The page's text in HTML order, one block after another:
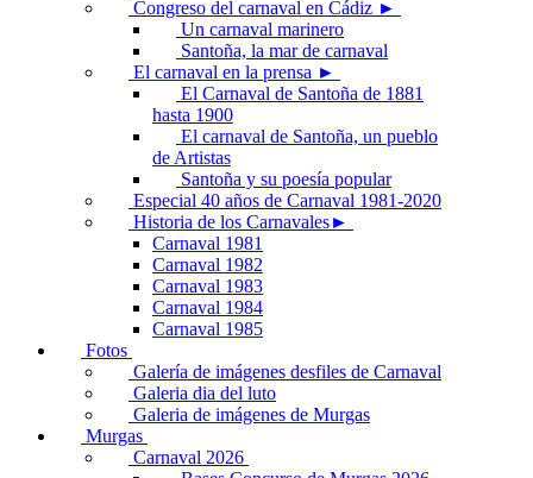
Congreso del carnaval en Cádiz ►
Un carnaval marinero
Santoña, la mar de carnaval
El carnaval en la prensa ►
El Carnaval de Santoña de 1881
hasta 1900
El carnaval de Santoña, un pueblo
de Artistas
Santoña y su poesía popular
Especial 40 años de Carnaval 1981-2020
Historia de los Carnavales►
Carnaval 1981
Carnaval 1982
Carnaval 1983
Carnaval 1984
Carnaval 1985
Fotos
Galería de imágenes desfiles de Carnaval
Galeria dia del luto
Galeria de imágenes de Murgas
Murgas
Carnaval 2026